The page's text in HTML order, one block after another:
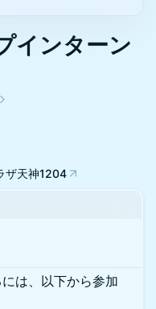
インターン
ザ天神1204
は、以下から参加